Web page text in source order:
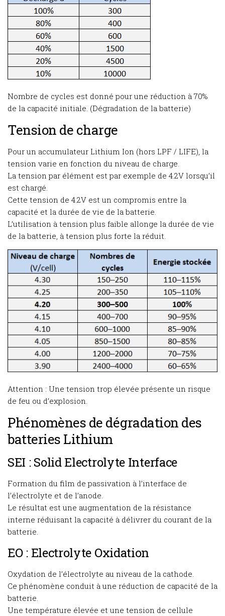
Nombre de cycles est donné pour une réduction à 70%
de la capacité initiale. (Dégradation de la batterie)
Tension de charge
Pour un accumulateur Lithium Ion (hors LPF / LIFE), la
tension varie en fonction du niveau de charge.
La tension par élément est par exemple de 4.2V lorsqu’il
est chargé.
Cette tension de 4.2V est un compromis entre la
capacité et la durée de vie de la batterie.
L’utilisation à tension plus faible allonge la durée de vie
de la batterie, à tension plus forte la réduit.
Attention : Une tension trop élevée présente un risque
de feu ou d’explosion.
Phénomènes de dégradation des
batteries Lithium
SEI : Solid Electrolyte Interface
Formation du film de passivation à l’interface de
l’électrolyte et de l’anode.
Le résultat est une augmentation de la résistance
interne réduisant la capacité à délivrer du courant de la
batterie.
EO : Electrolyte Oxidation
Oxydation de l’électrolyte au niveau de la cathode.
Ce phénomène conduit à une réduction de capacité de la
batterie.
Une température élevée et une tension de cellule